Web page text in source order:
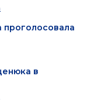
проголосовала
в